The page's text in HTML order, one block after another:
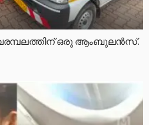
ഒരു ആംബുലൻസ്.